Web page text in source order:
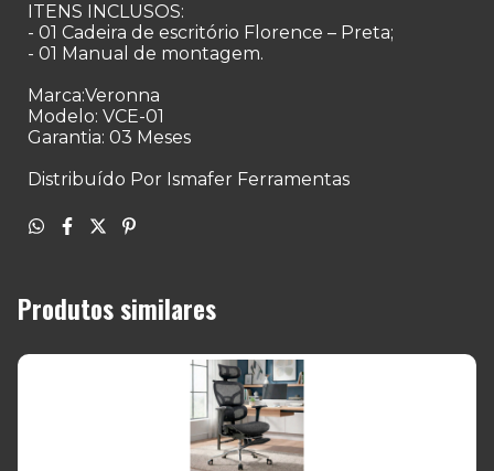
ITENS INCLUSOS:
- 01 Cadeira de escritório Florence – Preta;
- 01 Manual de montagem.
Marca:Veronna
Modelo: VCE-01
Garantia: 03 Meses
Distribuído Por Ismafer Ferramentas
Produtos similares